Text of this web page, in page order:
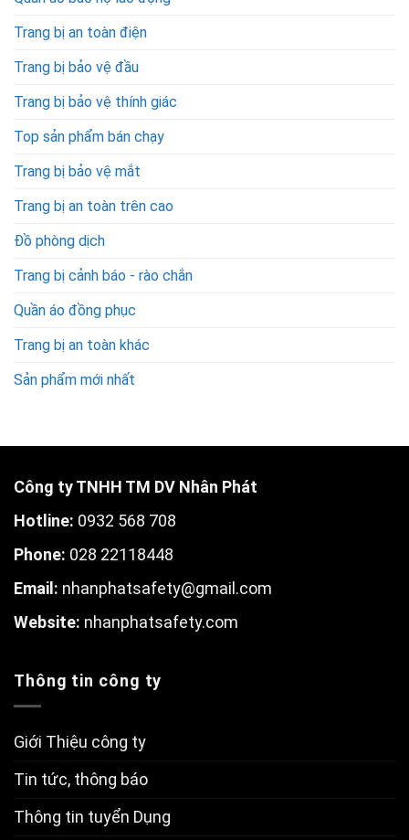
Trang bị an toàn điện
Trang bị bảo vệ đầu
Trang bị bảo vệ thính giác
Top sản phẩm bán chạy
Trang bị bảo vệ mắt
Trang bị an toàn trên cao
Đồ phòng dịch
Trang bị cảnh báo - rào chắn
Quần áo đồng phục
Trang bị an toàn khác
Sản phẩm mới nhất
Công ty TNHH TM DV Nhân Phát
Hotline: 0932 568 708
Phone: 028 22118448
Email: nhanphatsafety@gmail.com
Website: nhanphatsafety.com
Thông tin công ty
Giới Thiệu công ty
Tin tức, thông báo
Thông tin tuyển Dụng